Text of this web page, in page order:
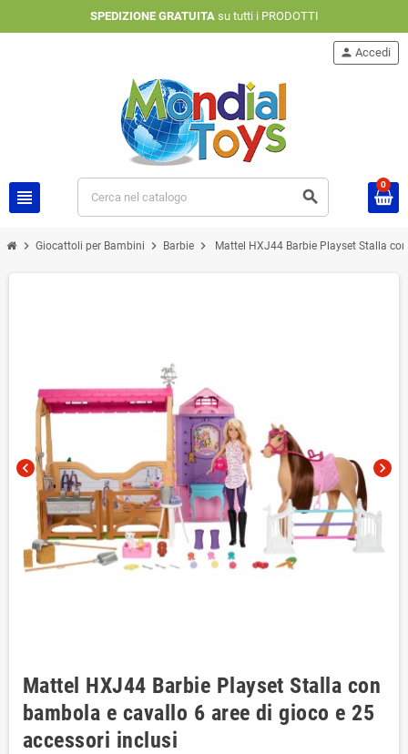
SPEDIZIONE GRATUITAsu tutti i PRODOTTI
view_headline search
person Accedi
0
chevron_right Giocattoli per Bambini chevron_right Barbie chevron_right Mattel HXJ44 Barbie Playset Stalla
chevron_left chevron_right
Mattel HXJ44 Barbie Playset Stalla con
bambola e cavallo 6 aree di gioco e 25
accessori inclusi